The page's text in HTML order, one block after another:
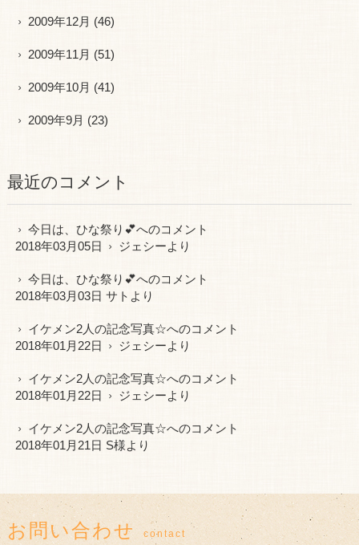
2009年12月 (46)
2009年11月 (51)
2009年10月 (41)
2009年9月 (23)
最近のコメント
今日は、ひな祭り💕へのコメント
2018年03月05日
ジェシーより
今日は、ひな祭り💕へのコメント
2018年03月03日 サトより
イケメン2人の記念写真☆へのコメント
2018年01月22日
ジェシーより
イケメン2人の記念写真☆へのコメント
2018年01月22日
ジェシーより
イケメン2人の記念写真☆へのコメント
2018年01月21日 S様より
お問い合わせ contact